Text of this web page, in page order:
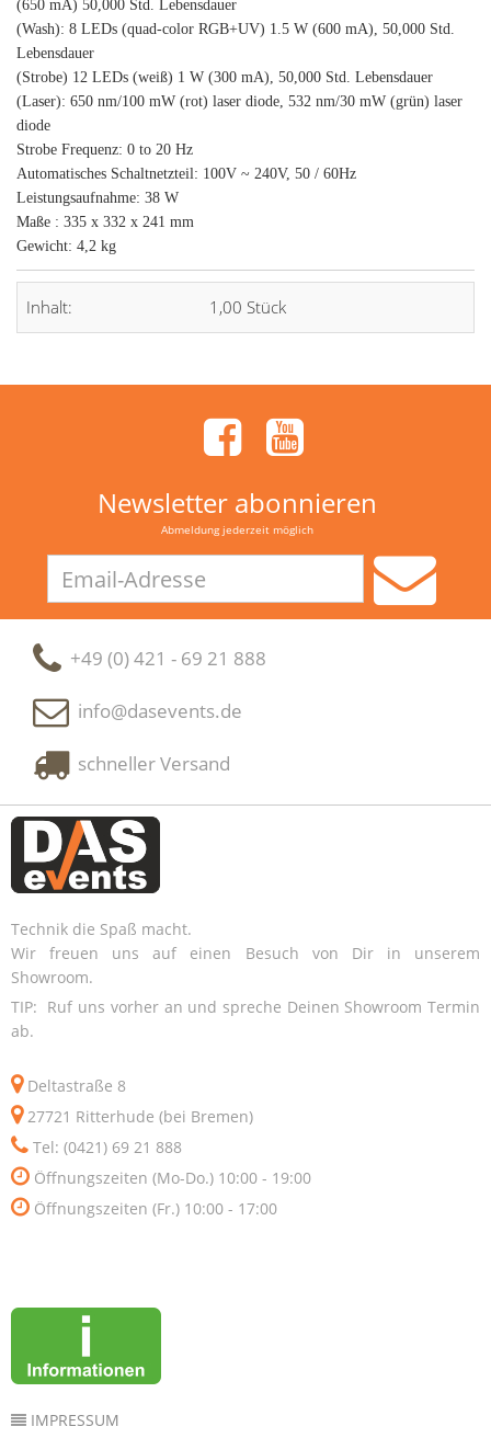
(650 mA) 50,000 Std. Lebensdauer
(Wash): 8 LEDs (quad-color RGB+UV) 1.5 W (600 mA), 50,000 Std.
Lebensdauer
(Strobe) 12 LEDs (weiß) 1 W (300 mA), 50,000 Std. Lebensdauer
(Laser): 650 nm/100 mW (rot) laser diode, 532 nm/30 mW (grün) laser
diode
Strobe Frequenz: 0 to 20 Hz
Automatisches Schaltnetzteil: 100V ~ 240V, 50 / 60Hz
Leistungsaufnahme: 38 W
Maße : 335 x 332 x 241 mm
Gewicht: 4,2 kg
Inhalt: 1,00 Stück
Newsletter abonnieren
Abmeldung jederzeit möglich
Adresse
+49 (0) 421 - 69 21 888
info@dasevents.de
schneller Versand
Technik die Spaß macht.
Wir freuen uns auf einen Besuch von Dir in unserem
Showroom.
TIP: Ruf uns vorher an und spreche Deinen Showroom Termin
ab.
Deltastraße 8
27721 Ritterhude (bei Bremen)
Tel: (0421) 69 21 888
Öffnungszeiten (Mo-Do.) 10:00 - 19:00
Öffnungszeiten (Fr.) 10:00 - 17:00
IMPRESSUM